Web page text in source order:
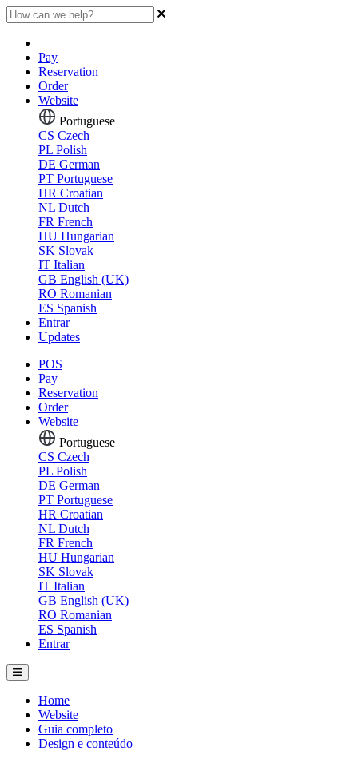
Pay
Reservation
Order
Website
Portuguese
CS Czech
PL Polish
DE German
PT Portuguese
HR Croatian
NL Dutch
FR French
HU Hungarian
SK Slovak
IT Italian
GB English (UK)
RO Romanian
ES Spanish
Entrar
Updates
POS
Pay
Reservation
Order
Website
Portuguese
CS Czech
PL Polish
DE German
PT Portuguese
HR Croatian
NL Dutch
FR French
HU Hungarian
SK Slovak
IT Italian
GB English (UK)
RO Romanian
ES Spanish
Entrar
Home
Website
Guia completo
Design e conteúdo